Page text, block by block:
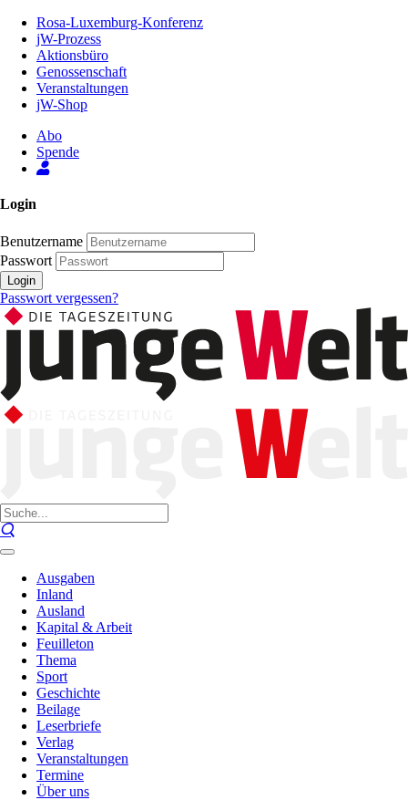
Inhalt
Seite
Rosa-Luxemburg-Konferenz
jW-Prozess
Aktionsbüro
Genossenschaft
Veranstaltungen
jW-Shop
Abo
Spende
Login
Benutzername
Passwort
Login
Passwort vergessen?
Ausgaben
Inland
Ausland
Kapital & Arbeit
Feuilleton
Thema
Sport
Geschichte
Beilage
Leserbriefe
Verlag
Veranstaltungen
Termine
Über uns